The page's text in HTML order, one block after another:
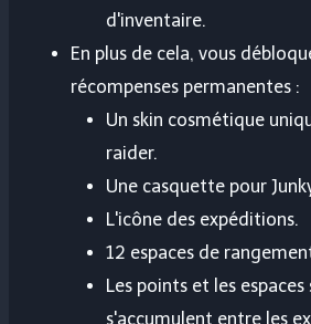
d'inventaire.
En plus de cela, vous
récompenses permanentes :
Un skin cosmétique
raider.
Une casquette pour
L'icône des expéditions.
12 espaces de
Les points et les
s'accumulent entre les